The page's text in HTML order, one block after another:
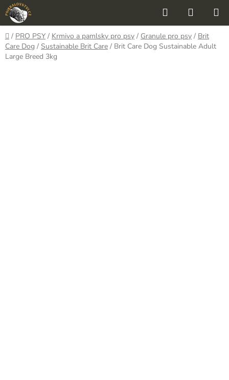
Přejít
na
obsah
Hledat
KOŠÍK
Domů
/ PRO PSY / Krmivo a pamlsky pro psy / Granule pro psy / Brit
Care Dog / Sustainable Brit Care / Brit Care Dog Sustainable Adult
Large Breed 3kg